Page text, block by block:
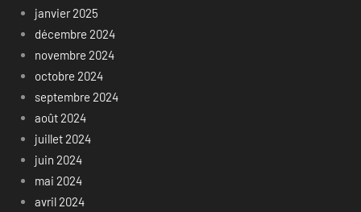
janvier 2025
décembre 2024
novembre 2024
octobre 2024
septembre 2024
août 2024
juillet 2024
juin 2024
mai 2024
avril 2024